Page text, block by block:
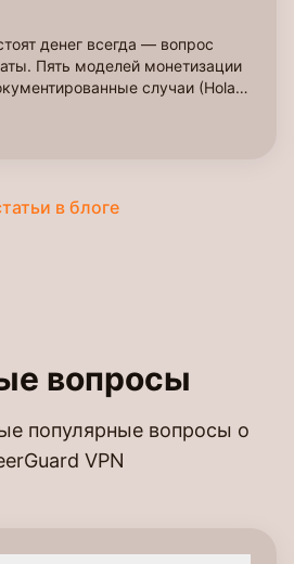
денег всегда — вопрос
Пять моделей монетизации
случаи (Hola,
в блоге
вопросы
популярные вопросы о
VPN